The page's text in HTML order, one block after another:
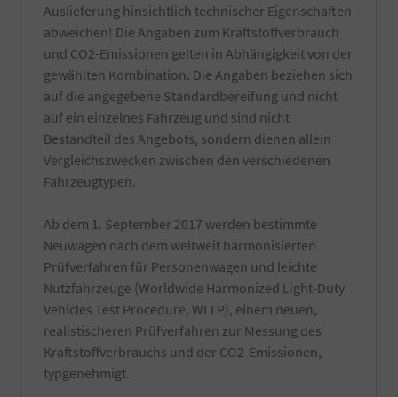
Auslieferung hinsichtlich technischer Eigenschaften
abweichen! Die Angaben zum Kraftstoffverbrauch
und CO2-Emissionen gelten in Abhängigkeit von der
gewählten Kombination. Die Angaben beziehen sich
auf die angegebene Standardbereifung und nicht
auf ein einzelnes Fahrzeug und sind nicht
Bestandteil des Angebots, sondern dienen allein
Vergleichszwecken zwischen den verschiedenen
Fahrzeugtypen.
Ab dem 1. September 2017 werden bestimmte
Neuwagen nach dem weltweit harmonisierten
Prüfverfahren für Personenwagen und leichte
Nutzfahrzeuge (Worldwide Harmonized Light-Duty
Vehicles Test Procedure, WLTP), einem neuen,
realistischeren Prüfverfahren zur Messung des
Kraftstoffverbrauchs und der CO2-Emissionen,
typgenehmigt.